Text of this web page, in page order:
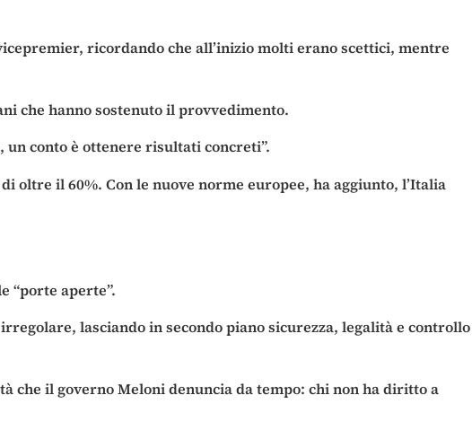
ricordando che all’inizio molti erano scettici, mentre
che hanno sostenuto il provvedimento.
conto è ottenere risultati concreti”.
il 60%. Con le nuove norme europee, ha aggiunto, l’Italia
“porte aperte”.
lasciando in secondo piano sicurezza, legalità e controllo
che il governo Meloni denuncia da tempo: chi non ha diritto a